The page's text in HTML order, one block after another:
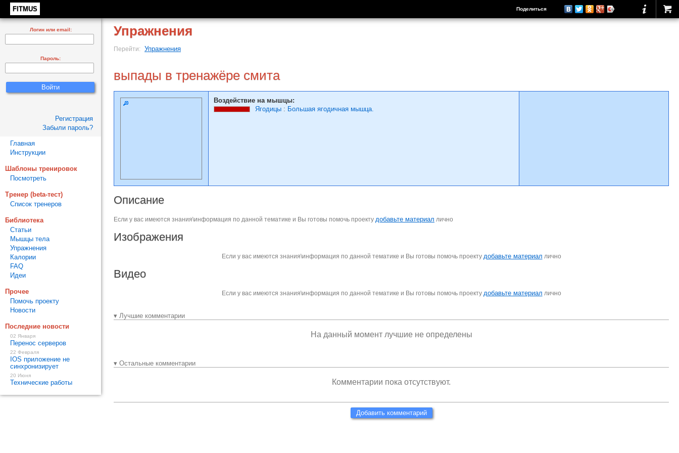
FITMUS Поделиться
Упражнения
Перейти: Упражнения
выпады в тренажёре смита
Воздействие на мышцы:
Ягодицы : Большая ягодичная мышца.
Описание
Если у вас имеются знания\информация по данной тематике и Вы готовы помочь проекту добавьте материал лично
Изображения
Если у вас имеются знания\информация по данной тематике и Вы готовы помочь проекту добавьте материал лично
Видео
Если у вас имеются знания\информация по данной тематике и Вы готовы помочь проекту добавьте материал лично
▾ Лучшие комментарии
На данный момент лучшие не определены
▾ Остальные комментарии
Комментарии пока отсутствуют.
Добавить комментарий
Логин или email:
Пароль:
Регистрация
Забыли пароль?
Главная
Инструкции
Шаблоны тренировок
Посмотреть
Тренер (beta-тест)
Список тренеров
Библиотека
Статьи
Мышцы тела
Упражнения
Калории
FAQ
Идеи
Прочее
Помочь проекту
Новости
Последние новости
02 Января
Перенос серверов
22 Февраля
IOS приложение не
синхронизирует
20 Июня
Технические работы